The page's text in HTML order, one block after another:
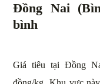
Đồng Nai
bình
Giá tiêu tại Đồng